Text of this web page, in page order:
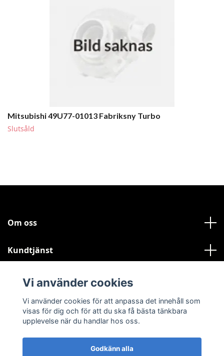
Mitsubishi 49U77-01013 Fabriksny Turbo
Slutsåld
Om oss
Kundtjänst
Läs mer
Sociala medier
Vi använder cookies
Vi använder cookies för att anpassa det innehåll som
visas för dig och för att du ska få bästa tänkbara
upplevelse när du handlar hos oss.
Godkänn alla